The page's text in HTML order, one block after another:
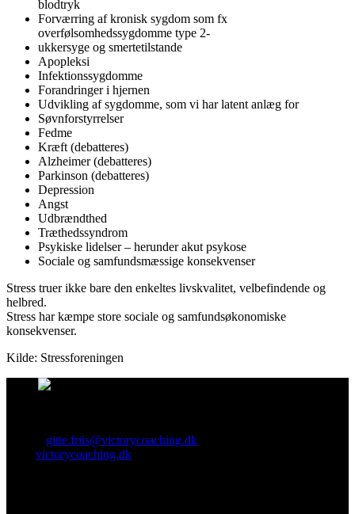
blodtryk
Forværring af kronisk sygdom som fx
overfølsomhedssygdomme type 2-
ukkersyge og smertetilstande
Apopleksi
Infektionssygdomme
Forandringer i hjernen
Udvikling af sygdomme, som vi har latent anlæg for
Søvnforstyrrelser
Fedme
Kræft (debatteres)
Alzheimer (debatteres)
Parkinson (debatteres)
Depression
Angst
Udbrændthed
Træthedssyndrom
Psykiske lidelser – herunder akut psykose
Sociale og samfundsmæssige konsekvenser
Stress truer ikke bare den enkeltes livskvalitet, velbefindende og
helbred.
Stress har kæmpe store sociale og samfundsøkonomiske
konsekvenser.
Kilde: Stressforeningen
gitte.friis@victorycoaching.dk
victorycoaching.dk